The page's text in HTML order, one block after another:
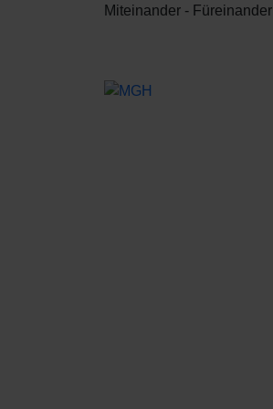
Miteinander - Füreinander